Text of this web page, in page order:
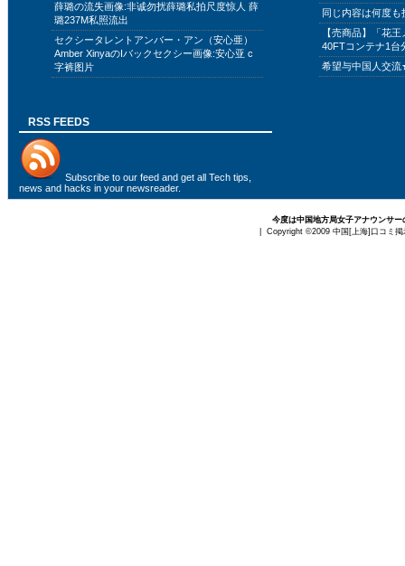
薛璐の流失画像:非诚勿扰薛璐私拍尺度惊人 薛
璐237M私照流出
セクシータレントアンバー・アン（安心亜）
Amber XinyaのIバックセクシー画像:安心亚 c
字裤图片
同じ内容は何度
【売商品】「花
40FTコンテナ1台
希望与中国人交
RSS FEEDS
Subscribe to our feed and get all Tech tips,
news and hacks in your newsreader.
今度は中国地方局女子アナウンサ
| Copyright ©2009 中国[上海]口コミ掲